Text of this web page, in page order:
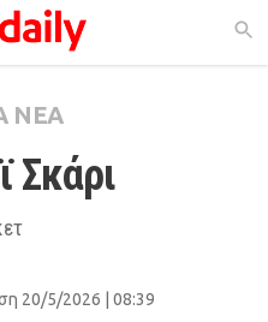
ΝΕΑ
Σκάρι
20/5/2026 | 08:39